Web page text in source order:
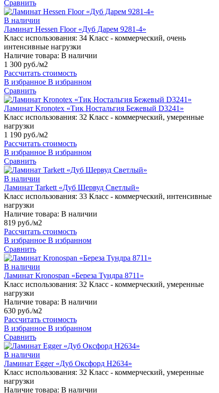
Сравнить
В наличии
Ламинат Hessen Floor «Дуб Дарем 9281-4»
Класс использования: 34 Класс - коммерческий, очень
интенсивные нагрузки
Наличие товара: В наличии
1 300 руб./м2
Рассчитать стоимость
В избранное В избранном
Сравнить
Ламинат Kronotex «Тик Ностальгия Бежевый D3241»
Класс использования: 32 Класс - коммерческий, умеренные
нагрузки
1 190 руб./м2
Рассчитать стоимость
В избранное В избранном
Сравнить
В наличии
Ламинат Tarkett «Дуб Шервуд Светлый»
Класс использования: 33 Класс - коммерческий, интенсивные
нагрузки
Наличие товара: В наличии
819 руб./м2
Рассчитать стоимость
В избранное В избранном
Сравнить
В наличии
Ламинат Kronospan «Береза Тундра 8711»
Класс использования: 32 Класс - коммерческий, умеренные
нагрузки
Наличие товара: В наличии
630 руб./м2
Рассчитать стоимость
В избранное В избранном
Сравнить
В наличии
Ламинат Egger «Дуб Оксфорд H2634»
Класс использования: 32 Класс - коммерческий, умеренные
нагрузки
Наличие товара: В наличии